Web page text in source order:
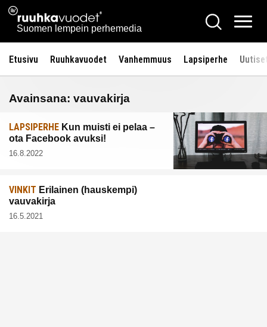
Siirry
sisältöön
Ruuhkavuodet.fi
Suomen lempein perhemedia
Hae
Etusivu Ruuhkavuodet Vanhemmuus Lapsiperhe
Avainsana: vauvakirja
LAPSIPERHE Kun muisti ei pelaa –
ota Facebook avuksi!
16.8.2022
VINKIT Erilainen (hauskempi)
vauvakirja
16.5.2021